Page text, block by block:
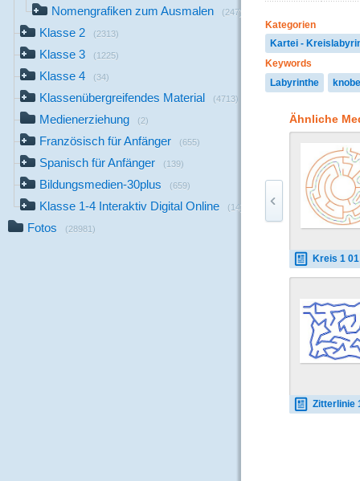
Nomengrafiken zum Ausmalen (247)
Klasse 2 (2313)
Klasse 3 (1225)
Klasse 4 (34)
Klassenübergreifendes Material (4713)
Medienerziehung (2)
Französisch für Anfänger (655)
Spanisch für Anfänger (139)
Bildungsmedien-30plus (659)
Klasse 1-4 Interaktiv Digital Online (14)
Fotos (28981)
Kategorien
Kartei -
Keywords
Labyrinthe
Ähnliche
Kreis 1
Zitterlinie 1